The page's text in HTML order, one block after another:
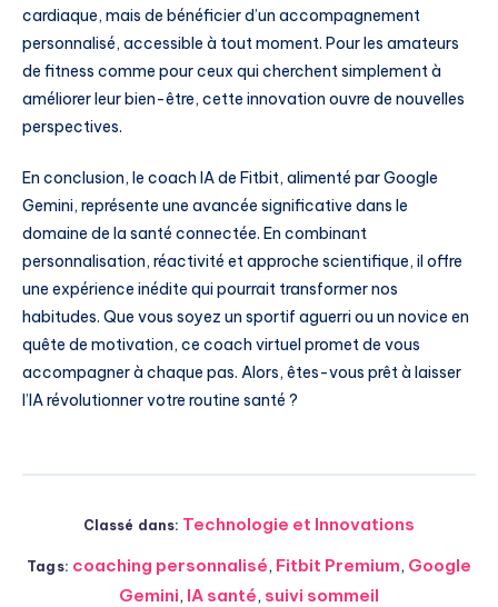
cardiaque, mais de bénéficier d’un accompagnement
personnalisé, accessible à tout moment. Pour les amateurs
de fitness comme pour ceux qui cherchent simplement à
améliorer leur bien-être, cette innovation ouvre de nouvelles
perspectives.
En conclusion, le coach IA de Fitbit, alimenté par Google
Gemini, représente une avancée significative dans le
domaine de la santé connectée. En combinant
personnalisation, réactivité et approche scientifique, il offre
une expérience inédite qui pourrait transformer nos
habitudes. Que vous soyez un sportif aguerri ou un novice en
quête de motivation, ce coach virtuel promet de vous
accompagner à chaque pas. Alors, êtes-vous prêt à laisser
l’IA révolutionner votre routine santé ?
Classé dans: Technologie et Innovations
Tags: coaching personnalisé, Fitbit Premium, Google
Gemini, IA santé, suivi sommeil